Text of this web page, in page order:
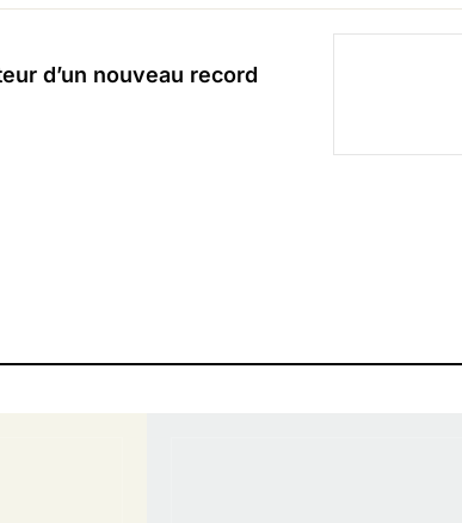
d’un nouveau record